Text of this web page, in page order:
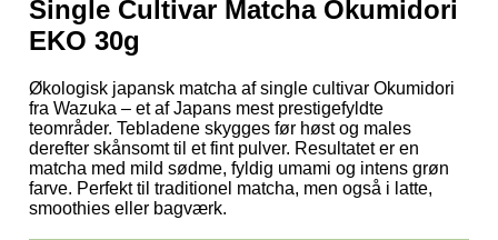
Single Cultivar Matcha Okumidori
EKO 30g
Økologisk japansk matcha af single cultivar Okumidori
fra Wazuka – et af Japans mest prestigefyldte
teområder. Tebladene skygges før høst og males
derefter skånsomt til et fint pulver. Resultatet er en
matcha med mild sødme, fyldig umami og intens grøn
farve. Perfekt til traditionel matcha, men også i latte,
smoothies eller bagværk.